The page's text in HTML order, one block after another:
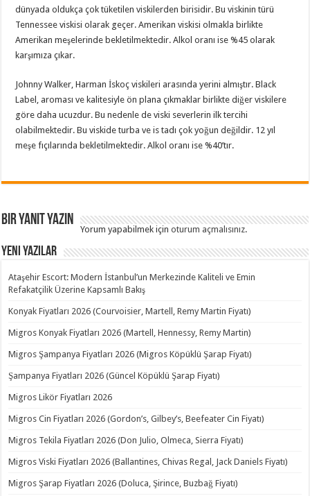
dünyada oldukça çok tüketilen viskilerden birisidir. Bu viskinin türü
Tennessee viskisi olarak geçer. Amerikan viskisi olmakla birlikte
Amerikan meşelerinde bekletilmektedir. Alkol oranı ise %45 olarak
karşımıza çıkar.
Johnny Walker, Harman İskoç viskileri arasında yerini almıştır. Black
Label, aroması ve kalitesiyle ön plana çıkmaklar birlikte diğer viskilere
göre daha ucuzdur. Bu nedenle de viski severlerin ilk tercihi
olabilmektedir. Bu viskide turba ve is tadı çok yoğun değildir. 12 yıl
meşe fıçılarında bekletilmektedir. Alkol oranı ise %40’tır.
Bir yanıt yazın
Yorum yapabilmek içinoturum açmalısınız.
Yeni Yazılar
Ataşehir Escort: Modern İstanbul’un Merkezinde Kaliteli ve Emin
Refakatçilik Üzerine Kapsamlı Bakış
Konyak Fiyatları 2026 (Courvoisier, Martell, Remy Martin Fiyatı)
Migros Konyak Fiyatları 2026 (Martell, Hennessy, Remy Martin)
Migros Şampanya Fiyatları 2026 (Migros Köpüklü Şarap Fiyatı)
Şampanya Fiyatları 2026 (Güncel Köpüklü Şarap Fiyatı)
Migros Likör Fiyatları 2026
Migros Cin Fiyatları 2026 (Gordon’s, Gilbey’s, Beefeater Cin Fiyatı)
Migros Tekila Fiyatları 2026 (Don Julio, Olmeca, Sierra Fiyatı)
Migros Viski Fiyatları 2026 (Ballantines, Chivas Regal, Jack Daniels Fiyatı)
Migros Şarap Fiyatları 2026 (Doluca, Şirince, Buzbağ Fiyatı)